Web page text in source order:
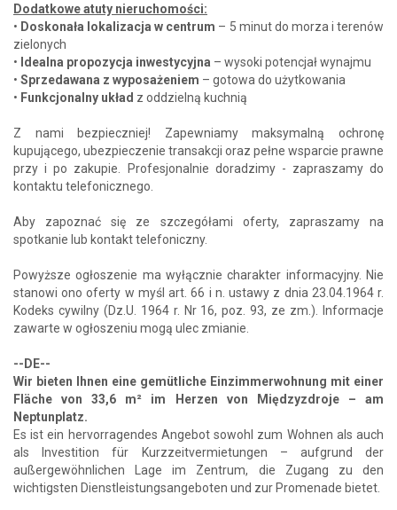
Dodatkowe atuty nieruchomości:
• Doskonała lokalizacja w centrum – 5 minut do morza i terenów
zielonych
• Idealna propozycja inwestycyjna – wysoki potencjał wynajmu
• Sprzedawana z wyposażeniem – gotowa do użytkowania
• Funkcjonalny układ z oddzielną kuchnią
Z nami bezpieczniej! Zapewniamy maksymalną ochronę
kupującego, ubezpieczenie transakcji oraz pełne wsparcie prawne
przy i po zakupie. Profesjonalnie doradzimy - zapraszamy do
kontaktu telefonicznego.
Aby zapoznać się ze szczegółami oferty, zapraszamy na
spotkanie lub kontakt telefoniczny.
Powyższe ogłoszenie ma wyłącznie charakter informacyjny. Nie
stanowi ono oferty w myśl art. 66 i n. ustawy z dnia 23.04.1964 r.
Kodeks cywilny (Dz.U. 1964 r. Nr 16, poz. 93, ze zm.). Informacje
zawarte w ogłoszeniu mogą ulec zmianie.
--DE--
Wir bieten Ihnen eine gemütliche Einzimmerwohnung mit einer
Fläche von 33,6 m² im Herzen von Międzyzdroje – am
Neptunplatz.
Es ist ein hervorragendes Angebot sowohl zum Wohnen als auch
als Investition für Kurzzeitvermietungen – aufgrund der
außergewöhnlichen Lage im Zentrum, die Zugang zu den
wichtigsten Dienstleistungsangeboten und zur Promenade bietet.